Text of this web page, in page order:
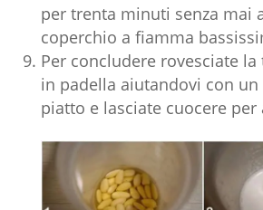
per trenta minuti senza mai
coperchio a fiamma
Per concludere rovesciate
in padella aiutandovi con
piatto e lasciate cuocere